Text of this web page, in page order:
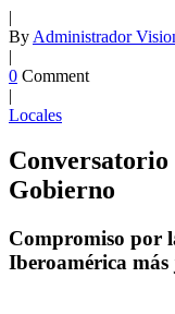
|
By Administrador
|
0 Comment
|
Locales
Conversatorio
Gobierno
Compromiso por
Iberoamérica más